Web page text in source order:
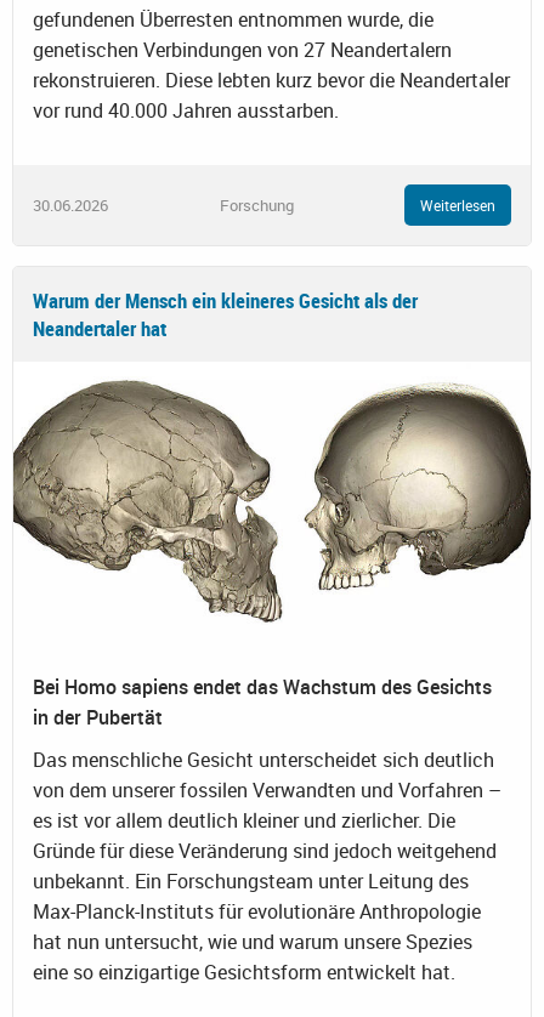
gefundenen Überresten entnommen wurde, die
genetischen Verbindungen von 27 Neandertalern
rekonstruieren. Diese lebten kurz bevor die Neandertaler
vor rund 40.000 Jahren ausstarben.
30.06.2026 Forschung Weiterlesen
Warum der Mensch ein kleineres Gesicht als der
Neandertaler hat
Bei Homo sapiens endet das Wachstum des Gesichts
in der Pubertät
Das menschliche Gesicht unterscheidet sich deutlich
von dem unserer fossilen Verwandten und Vorfahren –
es ist vor allem deutlich kleiner und zierlicher. Die
Gründe für diese Veränderung sind jedoch weitgehend
unbekannt. Ein Forschungsteam unter Leitung des
Max-Planck-Instituts für evolutionäre Anthropologie
hat nun untersucht, wie und warum unsere Spezies
eine so einzigartige Gesichtsform entwickelt hat.